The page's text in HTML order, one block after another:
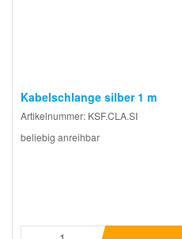
Kabelschlange silber 1 m
Artikelnummer: KSF.CLA.SI
beliebig anreihbar